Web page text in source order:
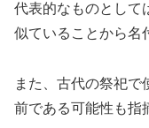
代表的なものとして
似ていることから名
また、古代の祭祀で
前である可能性も指